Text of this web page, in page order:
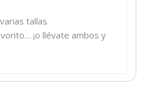
tallas.
¡o llévate ambos y